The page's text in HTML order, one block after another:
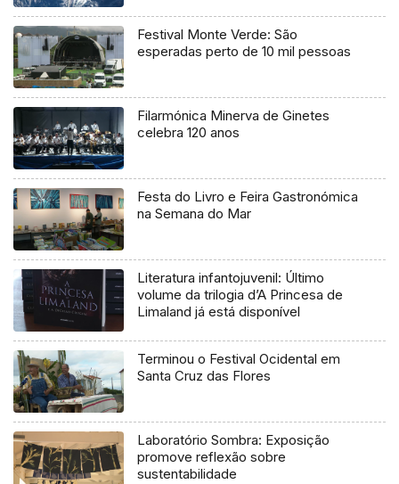
Festival Monte Verde: São
esperadas perto de 10 mil pessoas
Filarmónica Minerva de Ginetes
celebra 120 anos
Festa do Livro e Feira Gastronómica
na Semana do Mar
Literatura infantojuvenil: Último
volume da trilogia d’A Princesa de
Limaland já está disponível
Terminou o Festival Ocidental em
Santa Cruz das Flores
Laboratório Sombra: Exposição
promove reflexão sobre
sustentabilidade